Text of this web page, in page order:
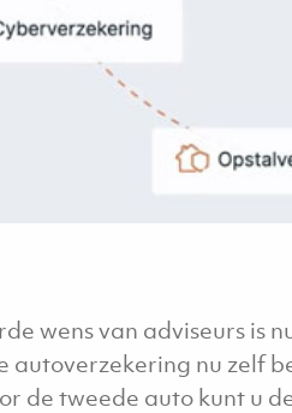
wens van adviseurs is
autoverzekering nu zelf
de tweede auto kunt u